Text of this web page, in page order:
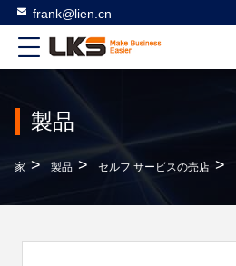
frank@lien.cn
製品
家 > 製品 > セルフ サービスの売店 >